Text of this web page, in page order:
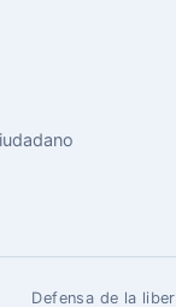
Defensa de la